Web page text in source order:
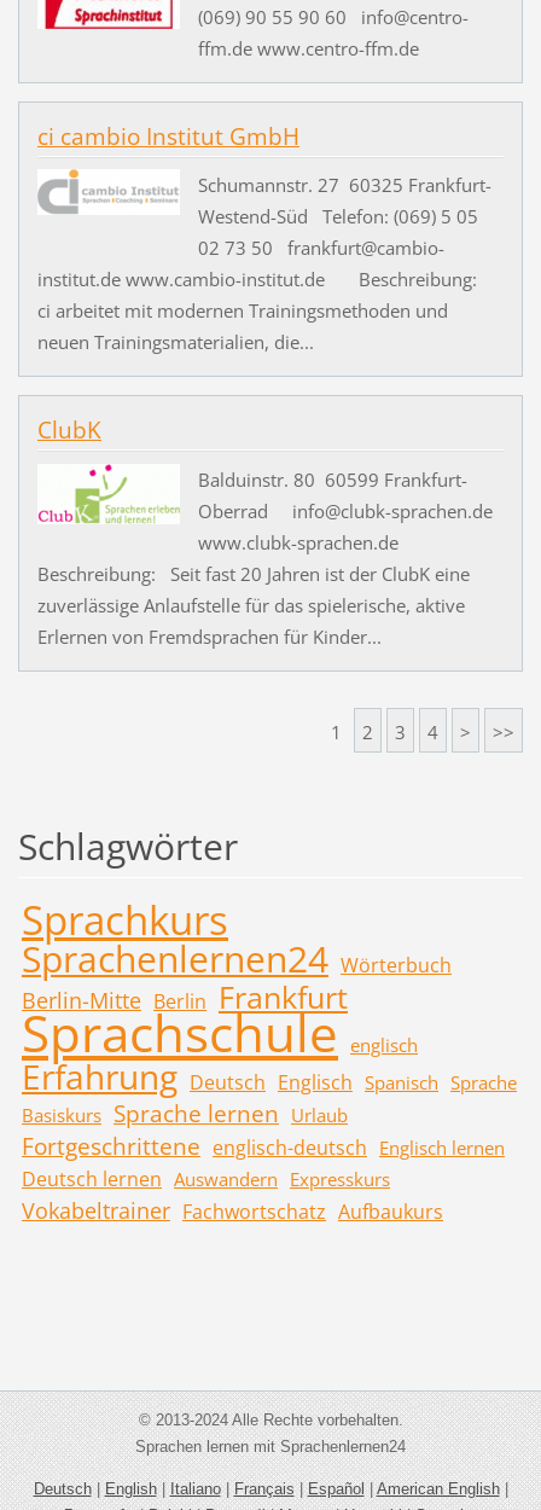
(069) 90 55 90 60 info@centro-
ffm.de www.centro-ffm.de
ci cambio Institut GmbH
Schumannstr. 27 60325 Frankfurt-
Westend-Süd Telefon: (069) 5 05
02 73 50 frankfurt@cambio-
institut.de www.cambio-institut.de Beschreibung:
ci arbeitet mit modernen Trainingsmethoden und
neuen Trainingsmaterialien, die...
ClubK
Balduinstr. 80 60599 Frankfurt-
Oberrad info@clubk-sprachen.de
www.clubk-sprachen.de
Beschreibung: Seit fast 20 Jahren ist der ClubK eine
zuverlässige Anlaufstelle für das spielerische, aktive
Erlernen von Fremdsprachen für Kinder...
1 2 3 4 > >>
Schlagwörter
Sprachkurs
Sprachenlernen24 Wörterbuch
Berlin-Mitte Berlin Frankfurt
Sprachschule englisch
Erfahrung Deutsch Englisch Spanisch Sprache
Basiskurs Sprache lernen Urlaub
Fortgeschrittene englisch-deutsch Englisch lernen
Deutsch lernen Auswandern Expresskurs
Vokabeltrainer Fachwortschatz Aufbaukurs
© 2013-2024 Alle Rechte vorbehalten.
Sprachen lernen mit Sprachenlernen24
Deutsch|English|Italiano|Français|Español|American English|